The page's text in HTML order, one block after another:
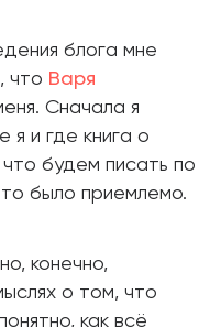
блога мне
что Варя
Сначала я
я и где книга о
будем писать по
было приемлемо.
конечно,
о том, что
как всё